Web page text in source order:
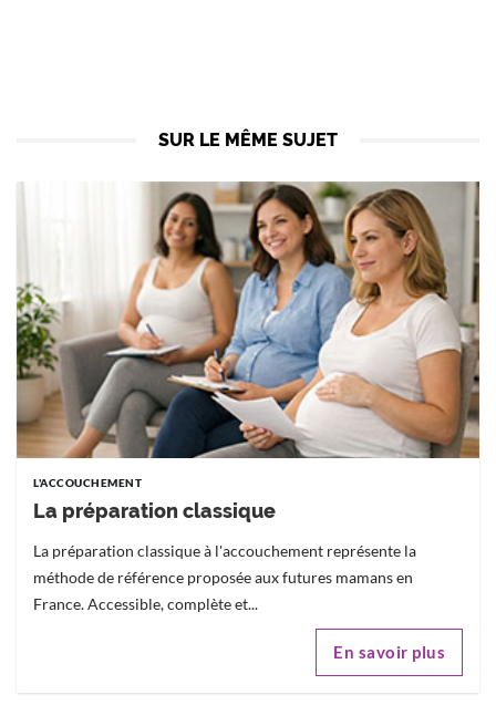
SUR LE MÊME SUJET
L'ACCOUCHEMENT
La préparation classique
La préparation classique à l'accouchement représente la
méthode de référence proposée aux futures mamans en
France. Accessible, complète et...
En savoir plus